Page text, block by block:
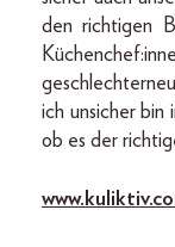
den richtigen
ich unsicher bin
ob es der